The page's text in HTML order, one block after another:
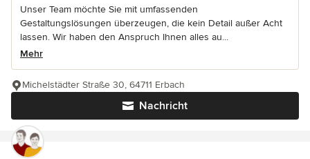
Unser Team möchte Sie mit umfassenden
Gestaltungslösungen überzeugen, die kein Detail außer Acht
lassen. Wir haben den Anspruch Ihnen alles au...
Mehr
Nachricht
Michelstädter Straße 30, 64711 Erbach